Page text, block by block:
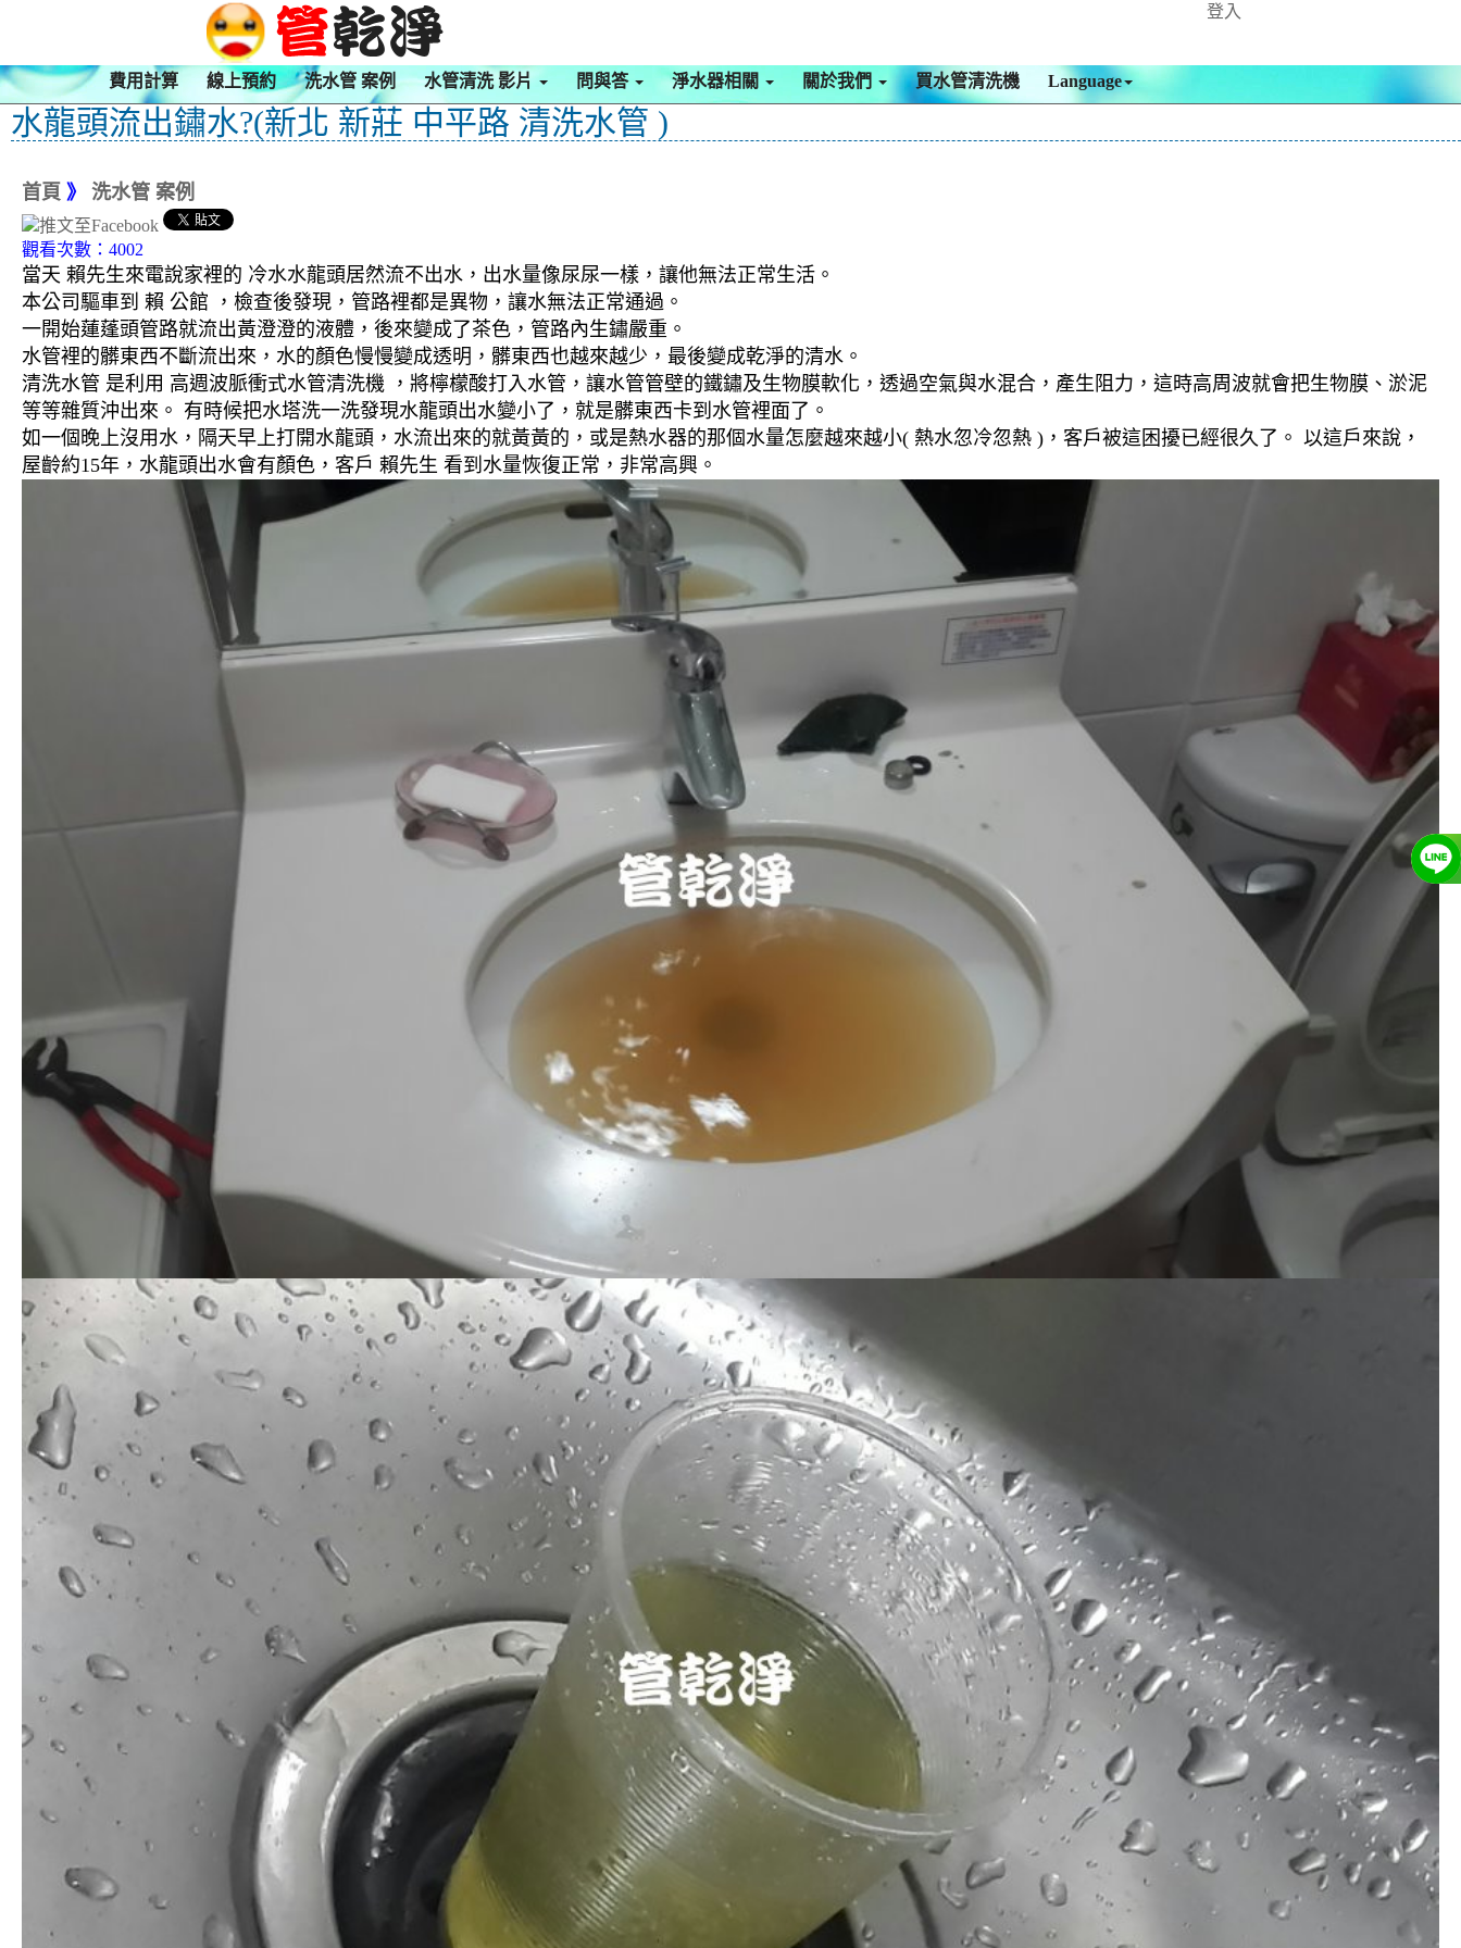
登入
費用計算 線上預約 洗水管 案例 水管清洗 影片 問與答 淨水器相關 關於我們 買水管清洗機 Language
水龍頭流出鏽水?(新北 新莊 中平路 清洗水管 )
首頁 》 洗水管 案例
觀看次數：4002
當天 賴先生來電說家裡的 冷水水龍頭居然流不出水，出水量像尿尿一樣，讓他無法正常生活。
本公司驅車到 賴 公館 ，檢查後發現，管路裡都是異物，讓水無法正常通過。
一開始蓮蓬頭管路就流出黃澄澄的液體，後來變成了茶色，管路內生鏽嚴重。
水管裡的髒東西不斷流出來，水的顏色慢慢變成透明，髒東西也越來越少，最後變成乾淨的清水。
清洗水管 是利用 高週波脈衝式水管清洗機 ，將檸檬酸打入水管，讓水管管壁的鐵鏽及生物膜軟化，透過空氣與水混合，產生阻力，這時高周波就會把生物膜、淤泥
等等雜質沖出來。 有時候把水塔洗一洗發現水龍頭出水變小了，就是髒東西卡到水管裡面了。
如一個晚上沒用水，隔天早上打開水龍頭，水流出來的就黃黃的，或是熱水器的那個水量怎麼越來越小( 熱水忽冷忽熱 )，客戶被這困擾已經很久了。 以這戶來說，
屋齡約15年，水龍頭出水會有顏色，客戶 賴先生 看到水量恢復正常，非常高興。